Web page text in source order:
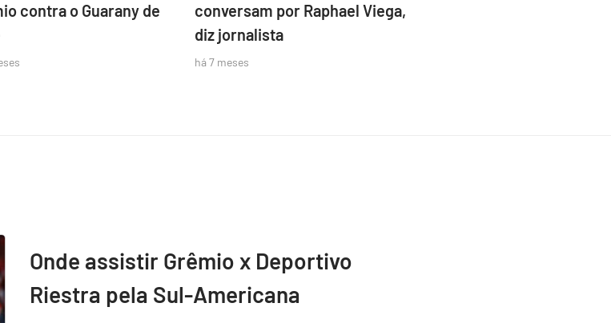
contra o Guarany de
conversam por Raphael Viega,
diz jornalista
há 7 meses
Onde assistir Grêmio x Deportivo
Riestra pela Sul-Americana